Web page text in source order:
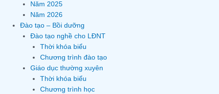
Năm 2025
Năm 2026
Đào tạo – Bồi dưỡng
Đào tạo nghề cho LĐNT
Thời khóa biểu
Chương trình đào tạo
Giáo dục thường xuyên
Thời khóa biểu
Chương trình học